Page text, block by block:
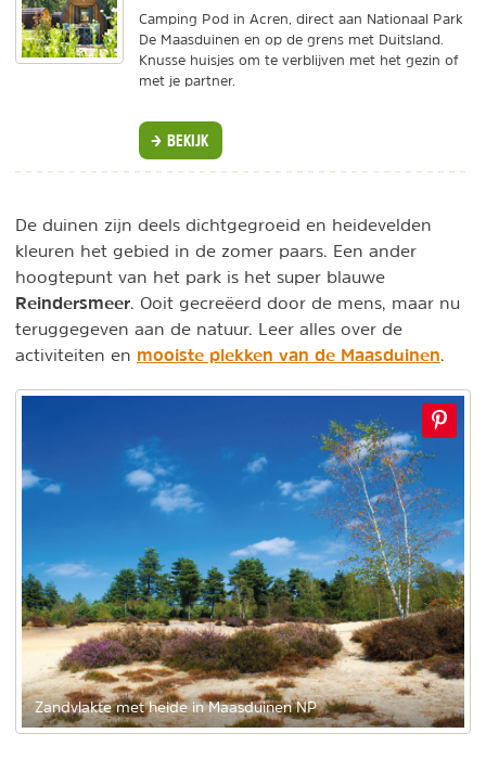
Camping Pod in Acren, direct aan Nationaal Park
De Maasduinen en op de grens met Duitsland.
Knusse huisjes om te verblijven met het gezin of
met je partner.
BEKIJK
De duinen zijn deels dichtgegroeid en heidevelden
kleuren het gebied in de zomer paars. Een ander
hoogtepunt van het park is het super blauwe
Reindersmeer . Ooit gecreëerd door de mens, maar nu
teruggegeven aan de natuur. Leer alles over de
activiteiten en mooiste plekken van de Maasduinen
Zandvlakte met heide in Maasduinen NP